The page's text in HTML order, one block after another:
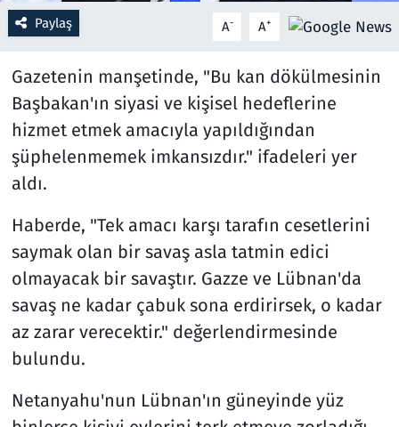
Paylaş A- A+
Gazetenin manşetinde, "Bu kan dökülmesinin
Başbakan'ın siyasi ve kişisel hedeflerine
hizmet etmek amacıyla yapıldığından
şüphelenmemek imkansızdır." ifadeleri yer
aldı.
Haberde, "Tek amacı karşı tarafın cesetlerini
saymak olan bir savaş asla tatmin edici
olmayacak bir savaştır. Gazze ve Lübnan'da
savaş ne kadar çabuk sona erdirirsek, o kadar
az zarar verecektir." değerlendirmesinde
bulundu.
Netanyahu'nun Lübnan'ın güneyinde yüz
Savunma Sanayi
Spor
Teknoloji ve Bilim